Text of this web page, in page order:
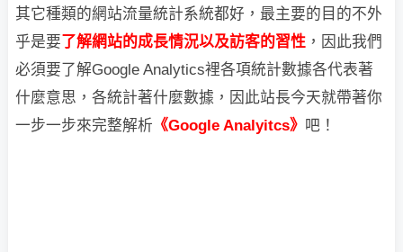
其它種類的網站流量統計系統都好，最主要的目的不外
乎是要了解網站的成長情況以及訪客的習性 ，因此我們
必須要了解Google Analytics裡各項統計數據各代表著
什麼意思，各統計著什麼數據，因此站長今天就帶著你
一步一步來完整解析 《Google Analyitcs》 吧！